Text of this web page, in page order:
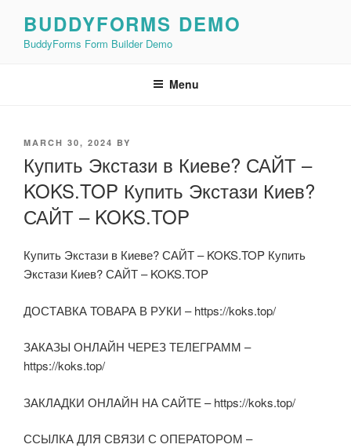
content
BUDDYFORMS DEMO
BuddyForms Form Builder Demo
Menu
POSTED
MARCH 30, 2024 BY
Купить Экстази в Киеве? САЙТ –
KOKS.TOP Купить Экстази Киев?
САЙТ – KOKS.TOP
Купить Экстази в Киеве? САЙТ – KOKS.TOP Купить
Экстази Киев? САЙТ – KOKS.TOP
ДОСТАВКА ТОВАРА В РУКИ – https://koks.top/
ЗАКАЗЫ ОНЛАЙН ЧЕРЕЗ ТЕЛЕГРАММ –
https://koks.top/
ЗАКЛАДКИ ОНЛАЙН НА САЙТЕ – https://koks.top/
ССЫЛКА ДЛЯ СВЯЗИ С ОПЕРАТОРОМ –